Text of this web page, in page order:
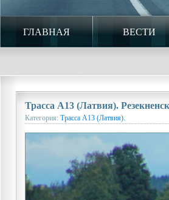
ГЛАВНАЯ ВЕСТИ
Трасса A13 (Латвия).
Категория: Трасса A13 (Латвия).